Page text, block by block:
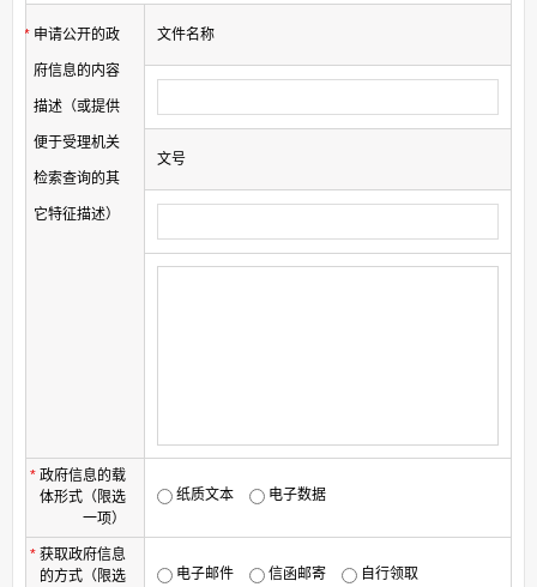
* 申请公开的政
府信息的内容
描述（或提供
便于受理机关
检索查询的其
它特征描述）
文件名称
文号
* 政府信息的载
体形式（限选
一项）
纸质文本 电子数据
* 获取政府信息
的方式（限选
电子邮件 信函邮寄 自行领取